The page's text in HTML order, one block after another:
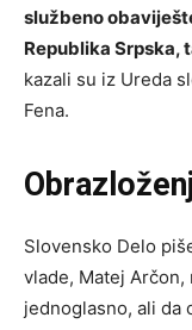
službeno
Republika Srpska,
kazali su iz Ureda
Fena.
Slovensko Delo
vlade, Matej
jednoglasno, ali da